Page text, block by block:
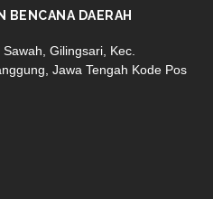
BENCANA DAERAH
Gilingsari, Kec.
Jawa Tengah Kode Pos